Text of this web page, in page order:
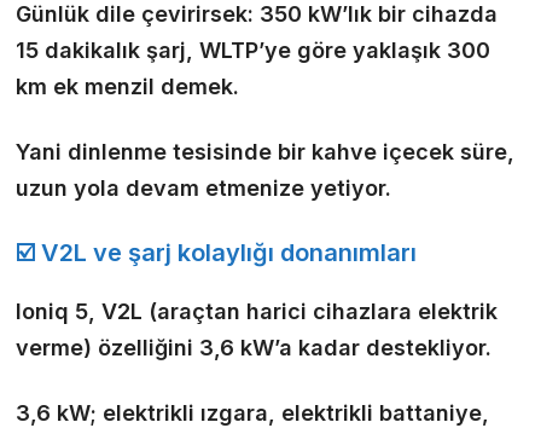
Günlük dile çevirirsek: 350 kW’lık bir cihazda
15 dakikalık şarj, WLTP’ye göre yaklaşık 300
km ek menzil demek.
Yani dinlenme tesisinde bir kahve içecek süre,
uzun yola devam etmenize yetiyor.
☑️ V2L ve şarj kolaylığı donanımları
Ioniq 5, V2L (araçtan harici cihazlara elektrik
verme) özelliğini 3,6 kW’a kadar destekliyor.
3,6 kW; elektrikli ızgara, elektrikli battaniye,